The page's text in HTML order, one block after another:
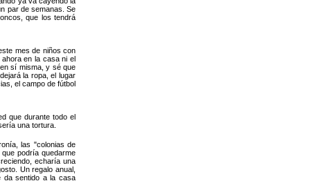
par de semanas. Se
que los tendrá
mes de niños con
en la casa ni el
sí misma, y sé que
la ropa, el lugar
el campo de fútbol
que durante todo el
una tortura.
las "colonias de
podría quedarme
echaría una
Un regalo anual,
da sentido a la casa